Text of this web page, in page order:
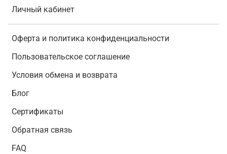
Личный кабинет
Оферта и политика конфиденциальности
Пользовательское соглашение
Условия обмена и возврата
Блог
Сертификаты
Обратная связь
FAQ